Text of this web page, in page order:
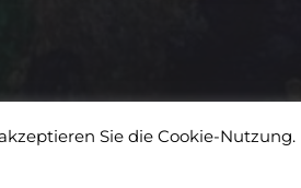
Sie die Cookie-Nutzung.